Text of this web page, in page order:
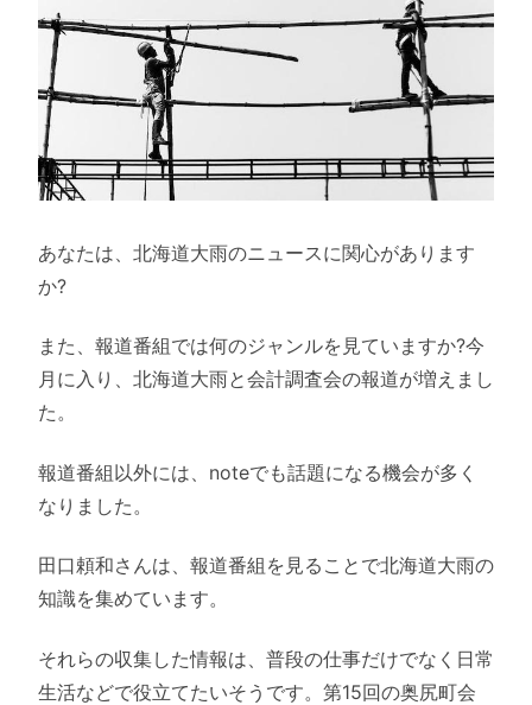
あなたは、北海道大雨のニュースに関心があります
か?
また、報道番組では何のジャンルを見ていますか?今
月に入り、北海道大雨と会計調査会の報道が増えまし
た。
報道番組以外には、noteでも話題になる機会が多く
なりました。
田口頼和さんは、報道番組を見ることで北海道大雨の
知識を集めています。
それらの収集した情報は、普段の仕事だけでなく日常
生活などで役立てたいそうです。第15回の奥尻町会